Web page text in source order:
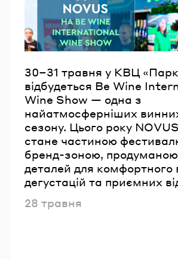
30–31 травня у КВЦ
відбудеться Be Wine
Wine Show — одна з
найатмосферніших
сезону. Цього року
стане частиною
бренд-зоною,
деталей для комфортного
дегустацій та приємних
Опубліковано
28 травня